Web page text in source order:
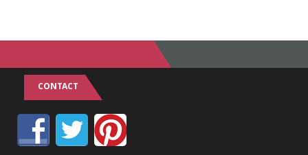
CONTACT